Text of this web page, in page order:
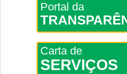
Portal da
Carta de
SERVIÇOS